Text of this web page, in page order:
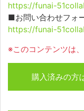
https://funai-
■お問い合わせフォ
https://funai-
※このコンテンツは
購入済みの方